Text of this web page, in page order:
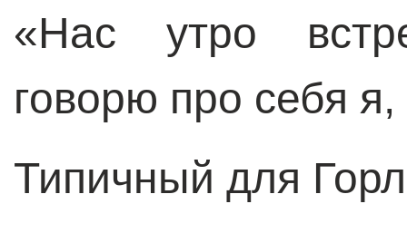
«Нас утро
говорю про себя
Типичный для